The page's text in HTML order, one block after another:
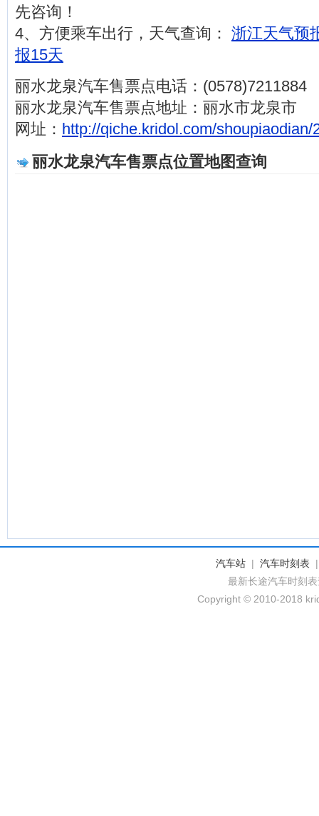
先咨询！
4、方便乘车出行，天气查询： 浙江天气预
报15天
丽水龙泉汽车售票点电话：(0578)7211884
丽水龙泉汽车售票点地址：丽水市龙泉市
网址： http://qiche.kridol.com/shoupiaodian/
丽水龙泉汽车售票点位置地图查询
汽车站 | 汽车时刻表
最新长途汽车时刻
Copyright © 2010-2018